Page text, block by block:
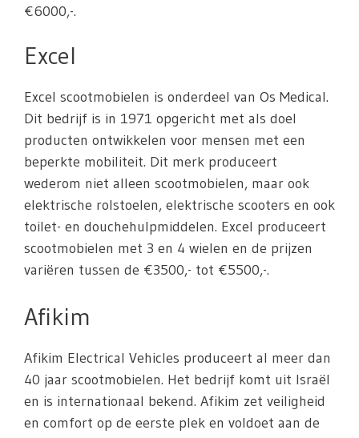
€6000,-.
Excel
Excel scootmobielen is onderdeel van Os Medical.
Dit bedrijf is in 1971 opgericht met als doel
producten ontwikkelen voor mensen met een
beperkte mobiliteit. Dit merk produceert
wederom niet alleen scootmobielen, maar ook
elektrische rolstoelen, elektrische scooters en ook
toilet- en douchehulpmiddelen. Excel produceert
scootmobielen met 3 en 4 wielen en de prijzen
variëren tussen de €3500,- tot €5500,-.
Afikim
Afikim Electrical Vehicles produceert al meer dan
40 jaar scootmobielen. Het bedrijf komt uit Israël
en is internationaal bekend. Afikim zet veiligheid
en comfort op de eerste plek en voldoet aan de